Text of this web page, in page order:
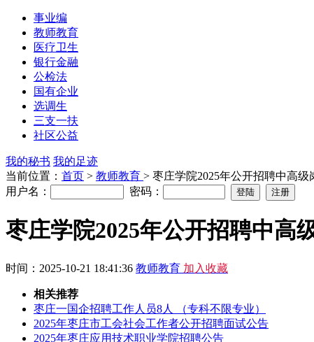
事业编
教师教育
医疗卫生
银行金融
公检法
国有企业
选调生
三支一扶
社区公益
我的秘书 我的足迹
当前位置： 首页 > 教师教育 > 枣庄学院2025年公开招聘中高级
用户名：
密码：
枣庄学院2025年公开招聘中高
时间：2025-10-21 18:41:36 教师教育 加入收藏
相关推荐
枣庄一国企招聘工作人员8人 （专科不限专业）
2025年枣庄市工会社会工作者公开招聘面试公告
2025年枣庄应用技术职业学院招聘公告